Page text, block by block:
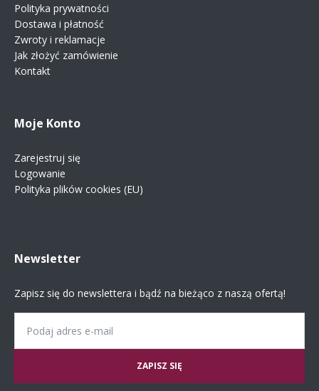
Polityka prywatności
Dostawa i płatność
Zwroty i reklamacje
Jak złożyć zamówienie
Kontakt
Moje Konto
Zarejestruj się
Logowanie
Polityka plików cookies (EU)
Newsletter
Zapisz się do newslettera i bądź na bieżąco z naszą ofertą!